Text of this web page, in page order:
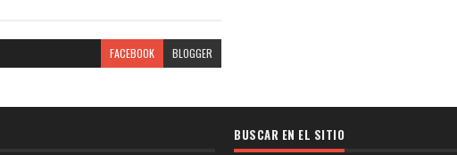
FACEBOOK BLOGGER
BUSCAR EN EL SITIO